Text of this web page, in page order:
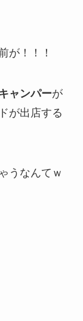
が！！！
ャンパーが
が出店する
うなんてｗ